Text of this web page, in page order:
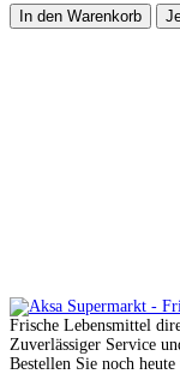
In den Warenkorb
Frische Lebensmittel
Zuverlässiger Service
Bestellen Sie noch